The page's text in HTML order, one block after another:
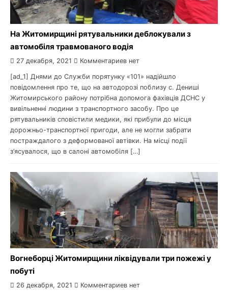
На Житомирщині рятувальники деблокували з
автомобіля травмованого водія
27 декабря, 2021 Комментариев нет
[ad_1] Днями до Служби порятунку «101» надійшло
повідомлення про те, що на автодорозі поблизу с. Дениші
Житомирського району потрібна допомога фахівців ДСНС у
вивільненні людини з транспортного засобу. Про це
рятувальників сповістили медики, які прибули до місця
дорожньо-транспортної пригоди, але не могли забрати
постраждалого з деформованої автівки. На місці події
з’ясувалося, що в салоні автомобіля […]
Вогнеборці Житомирщини ліквідували три пожежі у
побуті
26 декабря, 2021 Комментариев нет